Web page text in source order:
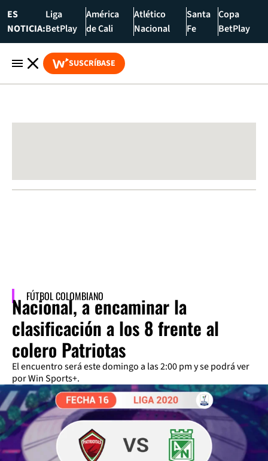
ES
NOTICIA:
Liga
BetPlay
América
de Cali
Atlético
Nacional
Santa
Fe
Copa
BetPlay
SUSCRÍBASE
FÚTBOL COLOMBIANO
Nacional, a encaminar la
clasificación a los 8 frente al
colero Patriotas
El encuentro será este domingo a las 2:00 pm y se podrá ver
por Win Sports+.